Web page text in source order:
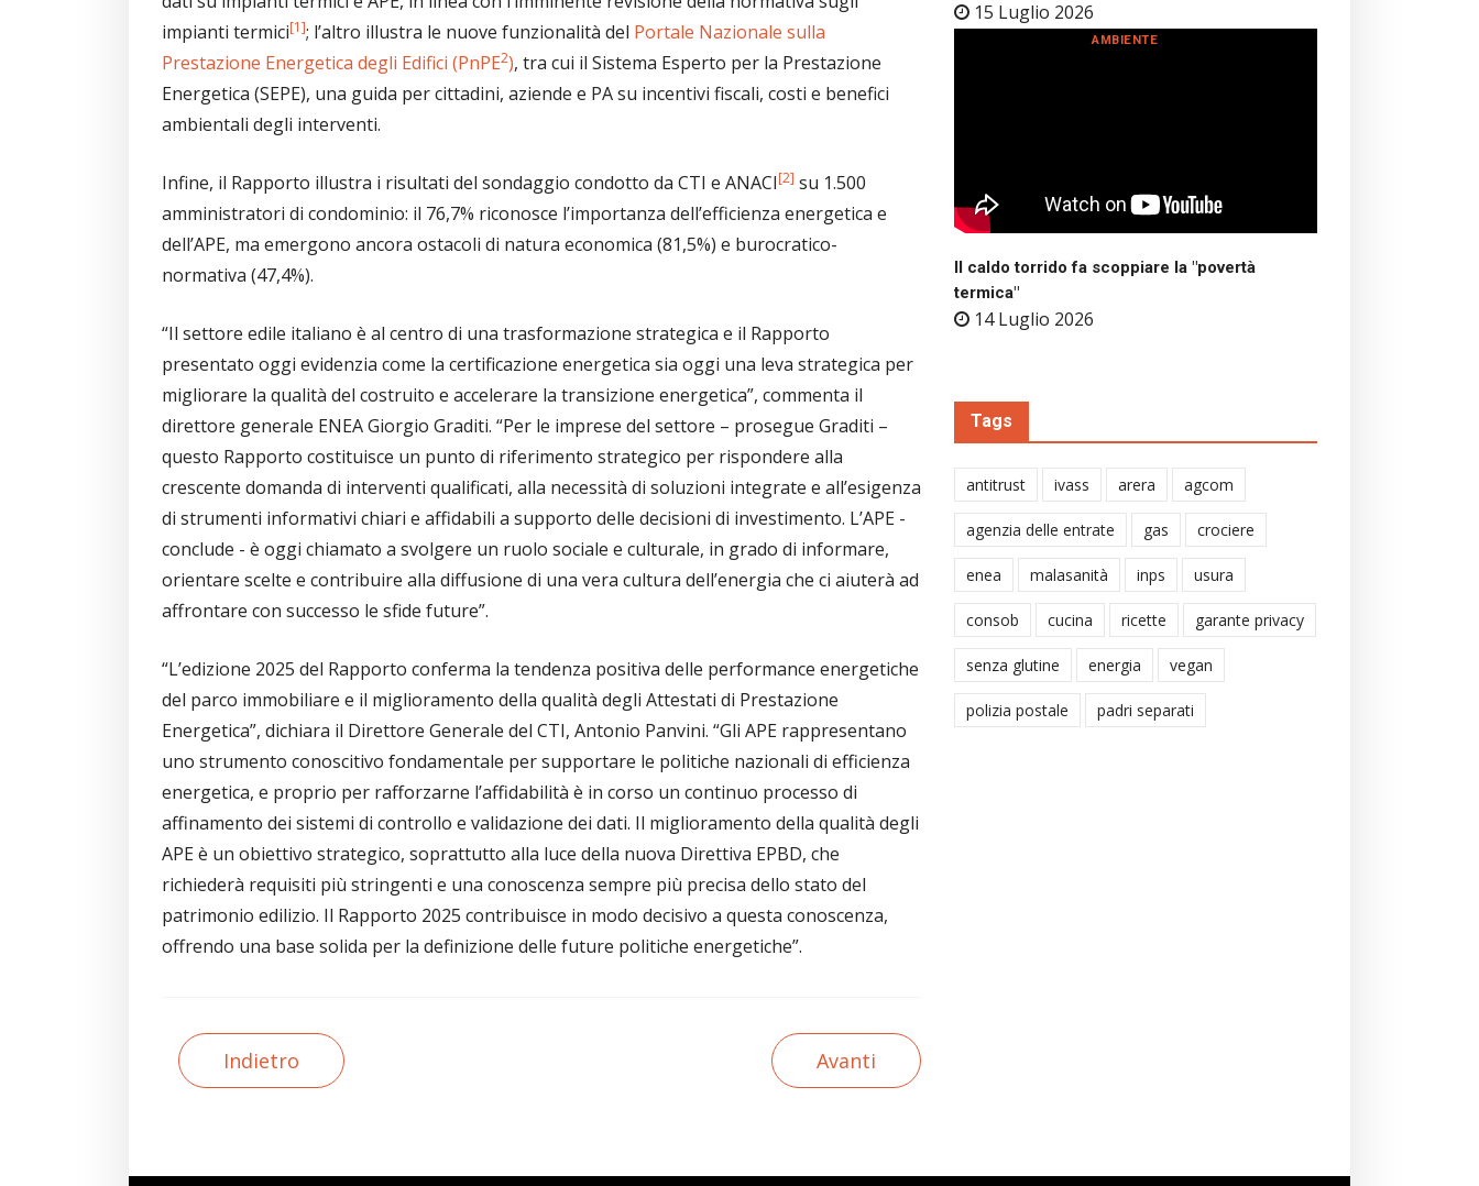
impianti termici[1]; l’altro illustra le nuove funzionalità del Portale Nazionale sulla
Prestazione Energetica degli Edifici (PnPE2), tra cui il Sistema Esperto per la Prestazione
Energetica (SEPE), una guida per cittadini, aziende e PA su incentivi fiscali, costi e benefici
ambientali degli interventi.
Infine, il Rapporto illustra i risultati del sondaggio condotto da CTI e ANACI[2] su 1.500
amministratori di condominio: il 76,7% riconosce l’importanza dell’efficienza energetica e
dell’APE, ma emergono ancora ostacoli di natura economica (81,5%) e burocratico-
normativa (47,4%).
“Il settore edile italiano è al centro di una trasformazione strategica e il Rapporto
presentato oggi evidenzia come la certificazione energetica sia oggi una leva strategica per
migliorare la qualità del costruito e accelerare la transizione energetica”, commenta il
direttore generale ENEA Giorgio Graditi. “Per le imprese del settore – prosegue Graditi –
questo Rapporto costituisce un punto di riferimento strategico per rispondere alla
crescente domanda di interventi qualificati, alla necessità di soluzioni integrate e all’esigenza
di strumenti informativi chiari e affidabili a supporto delle decisioni di investimento. L’APE -
conclude - è oggi chiamato a svolgere un ruolo sociale e culturale, in grado di informare,
orientare scelte e contribuire alla diffusione di una vera cultura dell’energia che ci aiuterà ad
affrontare con successo le sfide future”.
“L’edizione 2025 del Rapporto conferma la tendenza positiva delle performance energetiche
del parco immobiliare e il miglioramento della qualità degli Attestati di Prestazione
Energetica”, dichiara il Direttore Generale del CTI, Antonio Panvini. “Gli APE rappresentano
uno strumento conoscitivo fondamentale per supportare le politiche nazionali di efficienza
energetica, e proprio per rafforzarne l’affidabilità è in corso un continuo processo di
affinamento dei sistemi di controllo e validazione dei dati. Il miglioramento della qualità degli
APE è un obiettivo strategico, soprattutto alla luce della nuova Direttiva EPBD, che
richiederà requisiti più stringenti e una conoscenza sempre più precisa dello stato del
patrimonio edilizio. Il Rapporto 2025 contribuisce in modo decisivo a questa conoscenza,
offrendo una base solida per la definizione delle future politiche energetiche”.
Indietro Avanti
15 Luglio 2026
Il caldo torrido fa scoppiare la "povertà
termica"
14 Luglio 2026
AMBIENTE
Tags
antitrust ivass arera agcom
agenzia delle entrate gas crociere
enea malasanità inps usura
consob cucina ricette garante privacy
senza glutine energia vegan
polizia postale padri separati